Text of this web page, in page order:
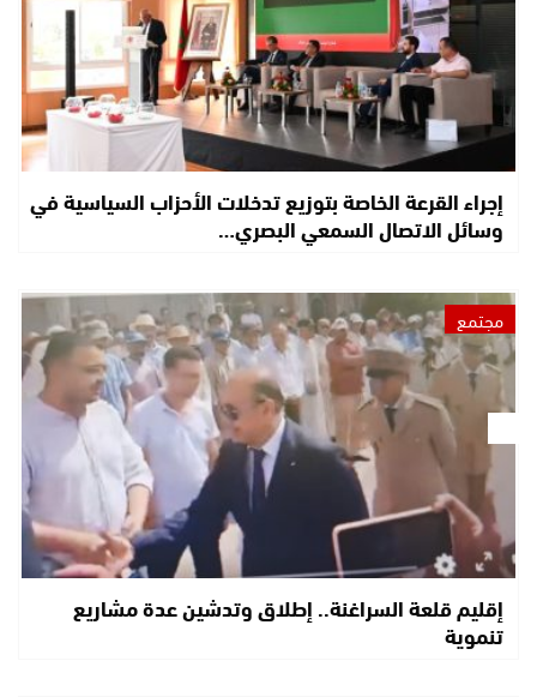
إجراء القرعة الخاصة بتوزيع تدخلات الأحزاب السياسية في
وسائل الاتصال السمعي البصري…
مجتمع
إقليم قلعة السراغنة.. إطلاق وتدشين عدة مشاريع
تنموية